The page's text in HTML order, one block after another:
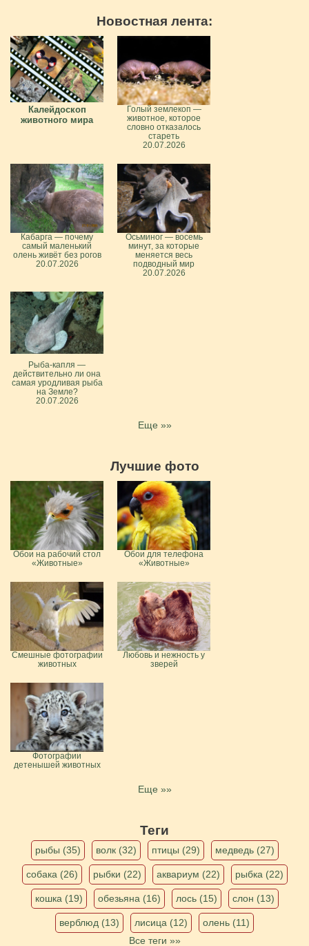
Новостная лента:
Калейдоскоп
животного мира
Голый землекоп —
животное, которое
словно отказалось
стареть
20.07.2026
Кабарга — почему
самый маленький
олень живёт без рогов
20.07.2026
Осьминог — восемь
минут, за которые
меняется весь
подводный мир
20.07.2026
Рыба-капля —
действительно ли она
самая уродливая рыба
на Земле?
20.07.2026
Еще »»
Лучшие фото
Обои на рабочий стол
«Животные»
Обои для телефона
«Животные»
Смешные фотографии
животных
Любовь и нежность у
зверей
Фотографии
детенышей животных
Еще »»
Теги
рыбы (35) волк (32) птицы (29) медведь (27)
собака (26) рыбки (22) аквариум (22) рыбка (22)
кошка (19) обезьяна (16) лось (15) слон (13)
верблюд (13) лисица (12)
олень (11)
Все теги »»